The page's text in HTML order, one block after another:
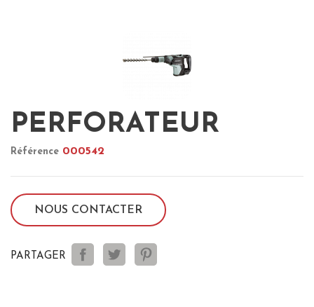
PERFORATEUR
Référence 000542
NOUS CONTACTER
PARTAGER